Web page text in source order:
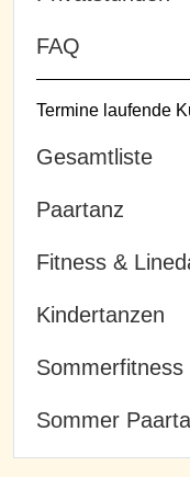
FAQ
Termine laufende
Gesamtliste
Paartanz
Fitness &
Kindertanzen
Sommerfitness
Sommer